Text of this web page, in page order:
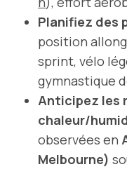
Planifiez des
position
sprint, vélo
gymnastique
Anticipez les
chaleur/
observées en
Melbourne)